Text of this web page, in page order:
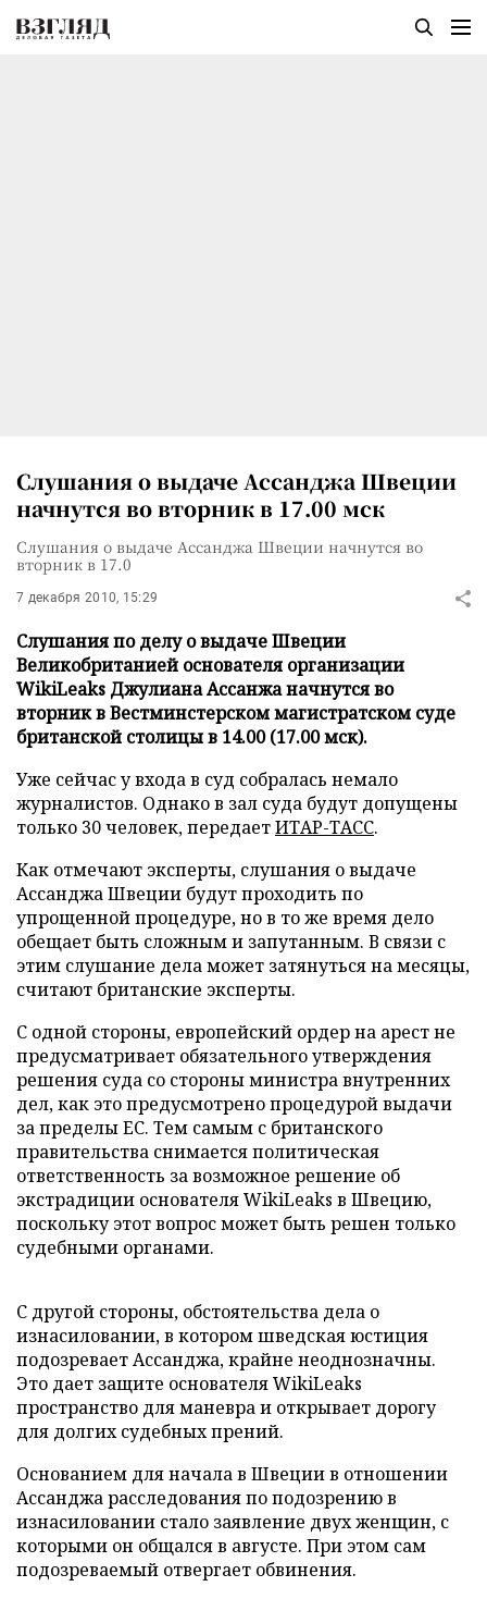
Слушания о выдаче Ассанджа Швеции
начнутся во вторник в 17.00 мск
Слушания о выдаче Ассанджа Швеции начнутся во
вторник в 17.0
7 декабря 2010, 15:29
Слушания по делу о выдаче Швеции
Великобританией основателя организации
WikiLeaks Джулиана Ассанжа начнутся во
вторник в Вестминстерском магистратском суде
британской столицы в 14.00 (17.00 мск).
Уже сейчас у входа в суд собралась немало
журналистов. Однако в зал суда будут допущены
только 30 человек, передаетИТАР-ТАСС.
Как отмечают эксперты, слушания о выдаче
Ассанджа Швеции будут проходить по
упрощенной процедуре, но в то же время дело
обещает быть сложным и запутанным. В связи с
этим слушание дела может затянуться на месяцы,
считают британские эксперты.
С одной стороны, европейский ордер на арест не
предусматривает обязательного утверждения
решения суда со стороны министра внутренних
дел, как это предусмотрено процедурой выдачи
за пределы ЕС. Тем самым с британского
правительства снимается политическая
ответственность за возможное решение об
экстрадиции основателя WikiLeaks в Швецию,
поскольку этот вопрос может быть решен только
судебными органами.
С другой стороны, обстоятельства дела о
изнасиловании, в котором шведская юстиция
подозревает Ассанджа, крайне неоднозначны.
Это дает защите основателя WikiLeaks
пространство для маневра и открывает дорогу
для долгих судебных прений.
Основанием для начала в Швеции в отношении
Ассанджа расследования по подозрению в
изнасиловании стало заявление двух женщин, с
которыми он общался в августе. При этом сам
подозреваемый отвергает обвинения.